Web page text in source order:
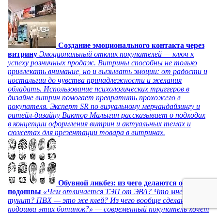
Создание эмоционального контакта через
витрину Эмоциональный отклик покупателей — ключ к
успеху розничных продаж. Витрины способны не только
привлекать внимание, но и вызывать эмоции: от радости и
ностальгии до чувства принадлежности и желания
обладать. Использование психологических триггеров в
дизайне витрин помогает превратить прохожего в
покупателя. Эксперт SR по визуальному мерчандайзингу и
ритейл-дизайну Виктор Малыгин рассказывает о подходах
в концепции оформления витрин и актуальных темах и
сюжетах для презентации товара в витринах.
Обувной ликбез: из чего делаются обувные
подошвы «Чем отличается ТЭП от ЭВА? Что мне сулит
тунит? ПВХ — это же клей? Из чего вообще сделана
подошва этих ботинок?» — современный покупатель хочет